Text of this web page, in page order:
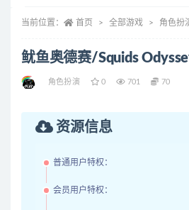
当前位置： 首页 全部游戏 角色扮
鱿鱼奥德赛/Squids
角色扮演 0 701 70
资源信息
普通用户特权：
会员用户特权：